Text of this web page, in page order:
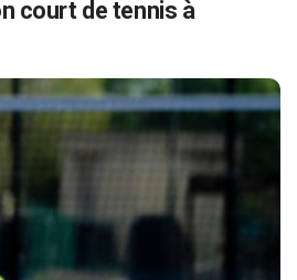
court de tennis à